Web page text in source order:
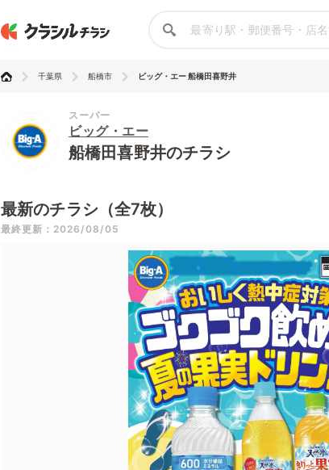
千葉県 船橋市 ビッグ・エー 船橋田喜野井
スーパー
ビッグ・エー
船橋田喜野井のチラシ
最新のチラシ（全7枚）
最終更新：2026/08/05